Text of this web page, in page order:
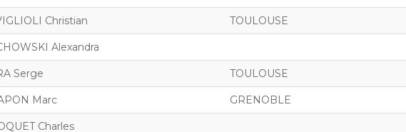
Christian TOULOUSE
Alexandra
Serge TOULOUSE
Marc GRENOBLE
Charles